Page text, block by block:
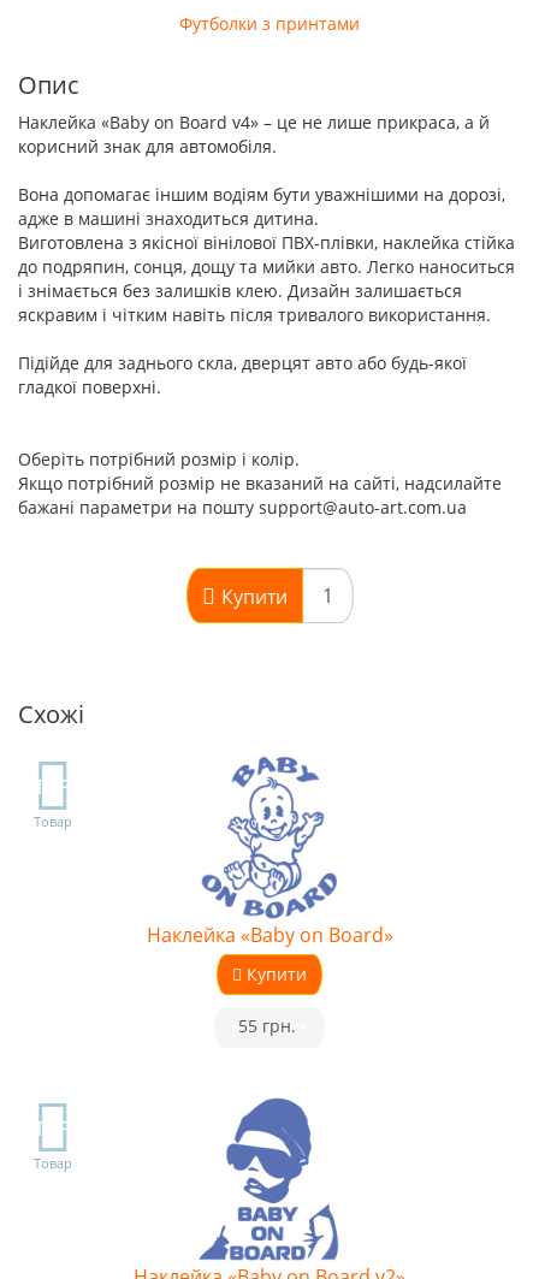
Футболки з принтами
Опис
Наклейка «Baby on Board v4» – це не лише прикраса, а й
корисний знак для автомобіля.
Вона допомагає іншим водіям бути уважнішими на дорозі,
адже в машині знаходиться дитина.
Виготовлена з якісної вінілової ПВХ-плівки, наклейка стійка
до подряпин, сонця, дощу та мийки авто. Легко наноситься
і знімається без залишків клею. Дизайн залишається
яскравим і чітким навіть після тривалого використання.
Підійде для заднього скла, дверцят авто або будь-якої
гладкої поверхні.
Оберіть потрібний розмір і колір.
Якщо потрібний розмір не вказаний на сайті, надсилайте
бажані параметри на пошту support@auto-art.com.ua
Купити
Схожі
TOP
Товар
Наклейка «Baby on Board»
Купити
55 грн.
TOP
Товар